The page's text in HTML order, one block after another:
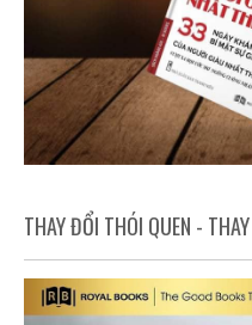
THAY ĐỔI THÓI QUEN -